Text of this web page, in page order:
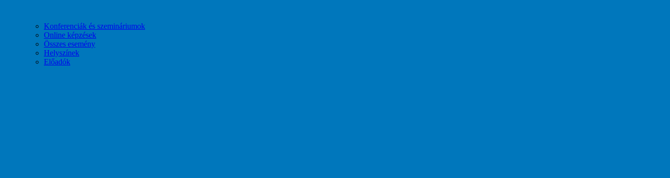
Konferenciák és szemináriumok
Online képzések
Összes esemény
Helyszínek
Előadók